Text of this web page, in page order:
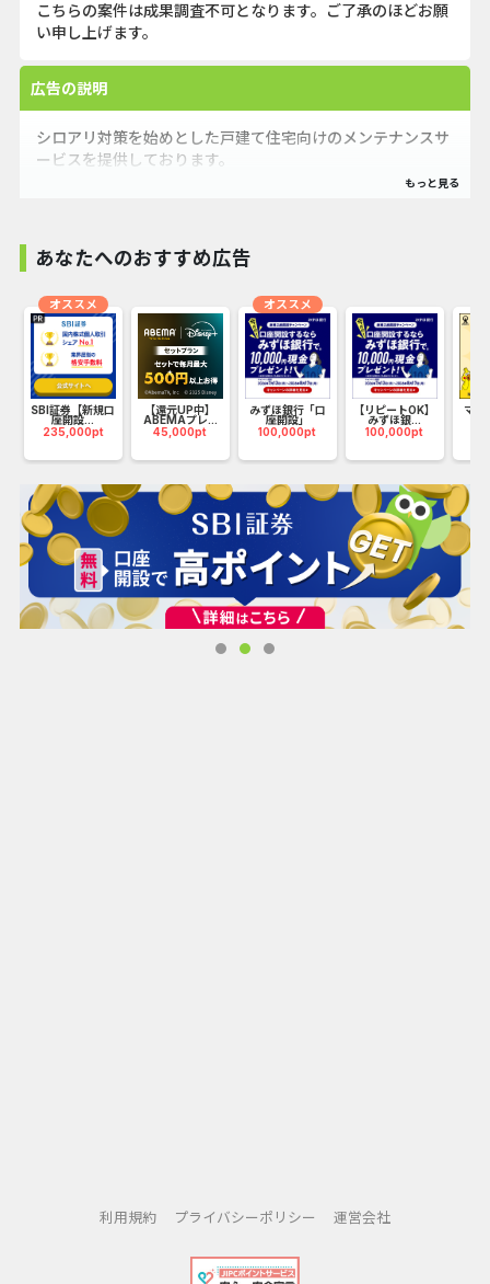
こちらの案件は成果調査不可となります。ご了承のほどお願
い申し上げます。
広告の説明
シロアリ対策を始めとした戸建て住宅向けのメンテナンスサ
ービスを提供しております。
・全国シェアNo１、累計施工実績60万軒以上
・長期５年保証で充実のアフターサービス
おうちを定期的に点検することは必要と思っていてもなかな
か気づかないものです。
特におうちを大切にしている方には当社の床下診断はおスス
とができ、調査のみのお客様も多くいらっしゃいます。
あなたへのおすすめ広告
SBI証券【新規口
座開設...
235,000pt
オススメ
【還元UP中】
ABEMAプレ...
45,000pt
みずほ銀行「口
座開設」
100,000pt
オススメ
【リピートOK】
みずほ銀...
100,000pt
マネ
利用規約 プライバシーポリシー 運営会社